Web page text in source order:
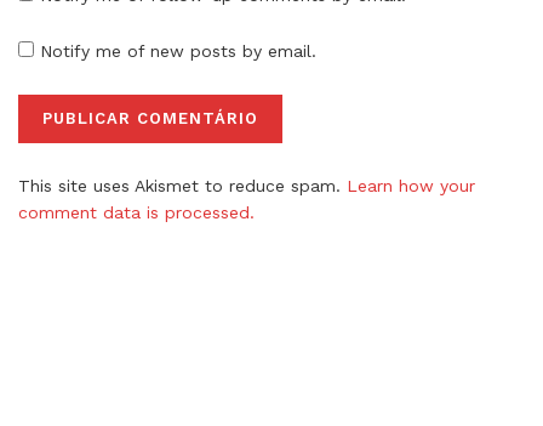
Notify me of new posts by email.
This site uses Akismet to reduce spam. Learn how your
comment data is processed.